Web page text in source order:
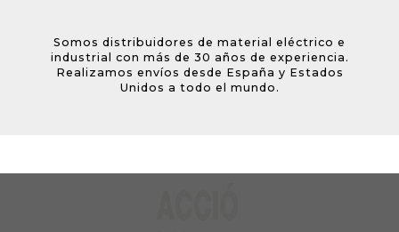
Somos distribuidores de material eléctrico e
industrial con más de 30 años de experiencia.
Realizamos envíos desde España y Estados
Unidos a todo el mundo.